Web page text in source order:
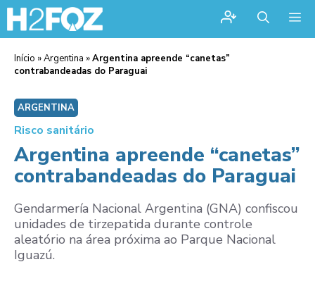
Início »Argentina »Argentina apreende “canetas”
contrabandeadas do Paraguai
ARGENTINA
Risco sanitário
Argentina apreende “canetas”
contrabandeadas do Paraguai
Gendarmería Nacional Argentina (GNA) confiscou
unidades de tirzepatida durante controle
aleatório na área próxima ao Parque Nacional
Iguazú.